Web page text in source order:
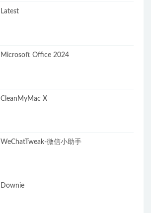
Latest
Microsoft Office 2024
CleanMyMac X
WeChatTweak-微信小助手
Downie